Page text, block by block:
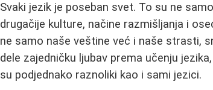
Svaki jezik je poseban svet. To su ne
drugačije kulture, načine razmišljanja i
ne samo naše veštine već i naše strasti,
dele zajedničku ljubav prema učenju
su podjednako raznoliki kao i sami jezici.